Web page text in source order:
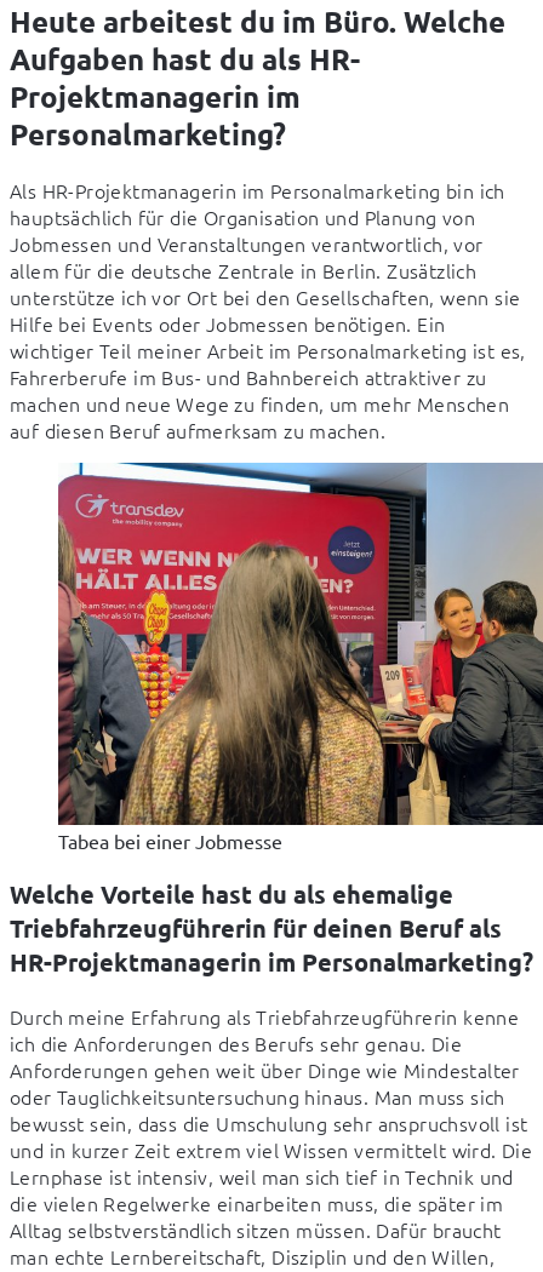
Heute arbeitest du im Büro. Welche
Aufgaben hast du als HR-
Projektmanagerin im
Personalmarketing?
Als HR-Projektmanagerin im Personalmarketing bin ich
hauptsächlich für die Organisation und Planung von
Jobmessen und Veranstaltungen verantwortlich, vor
allem für die deutsche Zentrale in Berlin. Zusätzlich
unterstütze ich vor Ort bei den Gesellschaften, wenn sie
Hilfe bei Events oder Jobmessen benötigen. Ein
wichtiger Teil meiner Arbeit im Personalmarketing ist es,
Fahrerberufe im Bus- und Bahnbereich attraktiver zu
machen und neue Wege zu finden, um mehr Menschen
auf diesen Beruf aufmerksam zu machen.
Tabea bei einer Jobmesse
Welche Vorteile hast du als ehemalige
Triebfahrzeugführerin für deinen Beruf als
HR-Projektmanagerin im Personalmarketing?
Durch meine Erfahrung als Triebfahrzeugführerin kenne
ich die Anforderungen des Berufs sehr genau. Die
Anforderungen gehen weit über Dinge wie Mindestalter
oder Tauglichkeitsuntersuchung hinaus. Man muss sich
bewusst sein, dass die Umschulung sehr anspruchsvoll ist
und in kurzer Zeit extrem viel Wissen vermittelt wird. Die
Lernphase ist intensiv, weil man sich tief in Technik und
die vielen Regelwerke einarbeiten muss, die später im
Alltag selbstverständlich sitzen müssen. Dafür braucht
man echte Lernbereitschaft, Disziplin und den Willen,